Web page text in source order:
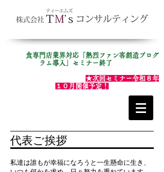
​ 食専門店業界対応「熱烈ファン客創造プログ
ラム導入」セミナー終了
★次回セミナー令和８年
１０月開催予定！
代表ご挨拶
私達は誰もが幸福になろうと一生懸命に生き、